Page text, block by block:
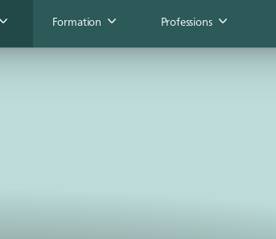
Formation Professions